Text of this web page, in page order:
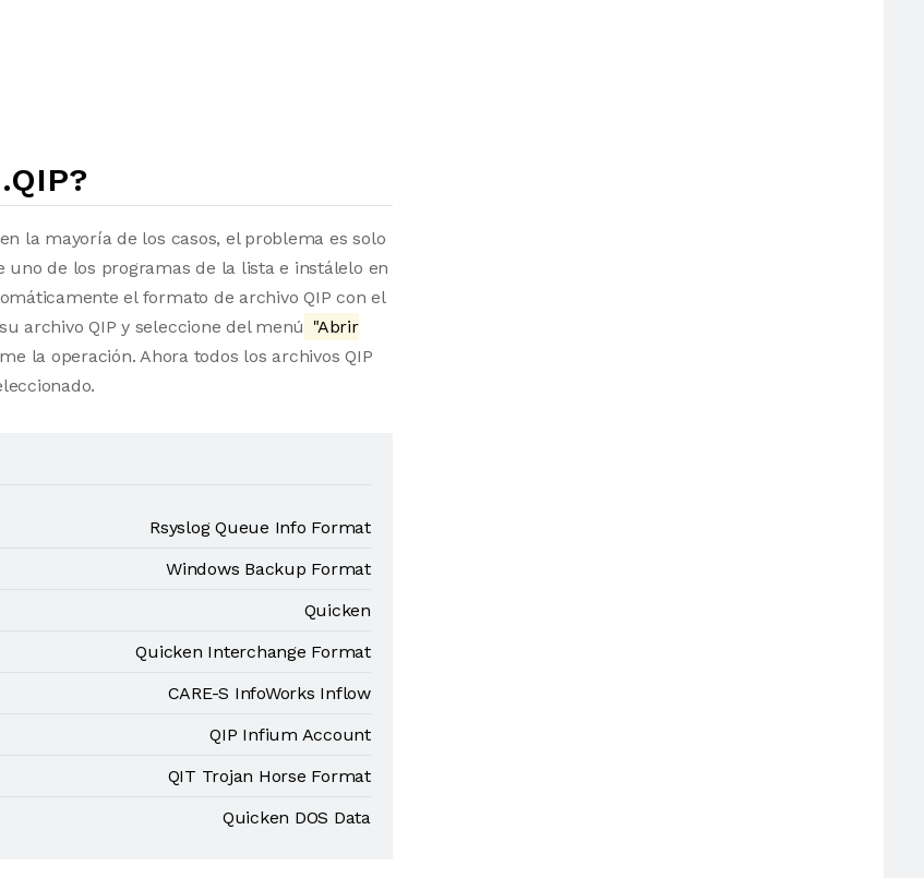
la mayoría de los casos, el problema es solo
de los programas de la lista e instálelo en
el formato de archivo QIP con el
archivo QIP y seleccione del menú "Abrir
la operación. Ahora todos los archivos QIP
Rsyslog Queue Info Format
Windows Backup Format
Quicken
Quicken Interchange Format
CARE-S InfoWorks Inflow
QIP Infium Account
QIT Trojan Horse Format
Quicken DOS Data